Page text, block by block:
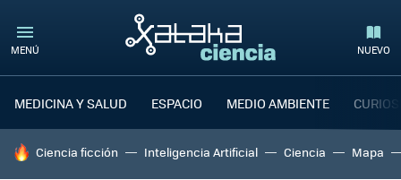
MENÚ NUEVO
MEDICINA Y SALUD ESPACIO MEDIO AMBIENTE
HOY SE HABLA DE
Ciencia ficción Inteligencia Artificial Ciencia Mapa